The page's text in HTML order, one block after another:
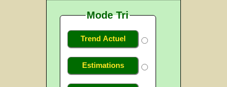
Mode Tri
Trend Actuel
Estimations